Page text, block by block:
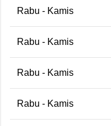
Rabu - Kamis
Rabu - Kamis
Rabu - Kamis
Rabu - Kamis